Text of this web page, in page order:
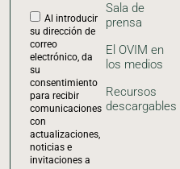
Al introducir
su dirección de
correo
electrónico, da
su
consentimiento
para recibir
comunicaciones
con
actualizaciones,
noticias e
invitaciones a
Sala de
prensa
El OVIM en
los medios
Recursos
descargables